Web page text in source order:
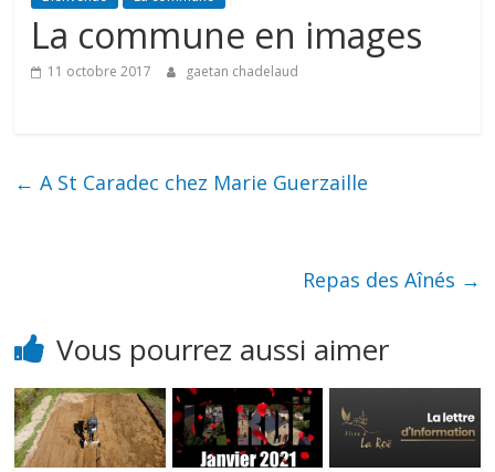
La commune en images
11 octobre 2017 gaetan chadelaud
← A St Caradec chez Marie Guerzaille
Repas des Aînés →
Vous pourrez aussi aimer